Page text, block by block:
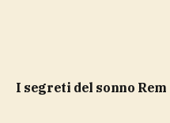
i segreti del sonno Rem